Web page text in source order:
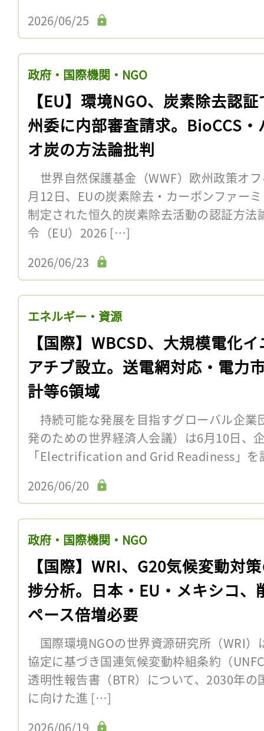
2026/06/25
政府・国際機関・NGO
【EU】環境NGO、炭素除去認
州委に内部審査請求。BioCCS・
オ炭の方法論批判
世界自然保護基金（WWF）欧州政策オ
月12日、EUの炭素除去・カーボンファー
制定された恒久的炭素除去活動の認証方
令（EU）2026 […]
2026/06/23
エネルギー・資源
【国際】WBCSD、大規模電化
アチブ設立。送電網対応・電力
計等6領域
持続可能な発展を目指すグローバル企業
発のための世界経済人会議）は6月10日、
「Electrification and Grid Readiness」
2026/06/20
政府・国際機関・NGO
【国際】WRI、G20気候変動対
捗分析。日本・EU・メキシコ、
ペース倍増必要
国際環境NGOの世界資源研究所（WRI）
協定に基づき国連気候変動枠組条約（
透明性報告書（BTR）について、2030年
に向けた進 […]
2026/06/19